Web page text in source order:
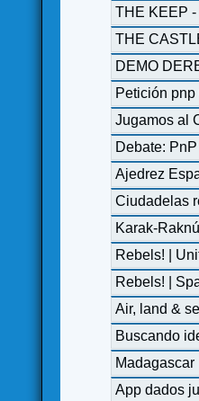
THE KEEP -
THE
DEMO
Petición
Jugamos al
Debate:
Ajedrez
Ciudadelas
Karak-
Rebels! |
Rebels! |
Air, land &
Buscando
App dados